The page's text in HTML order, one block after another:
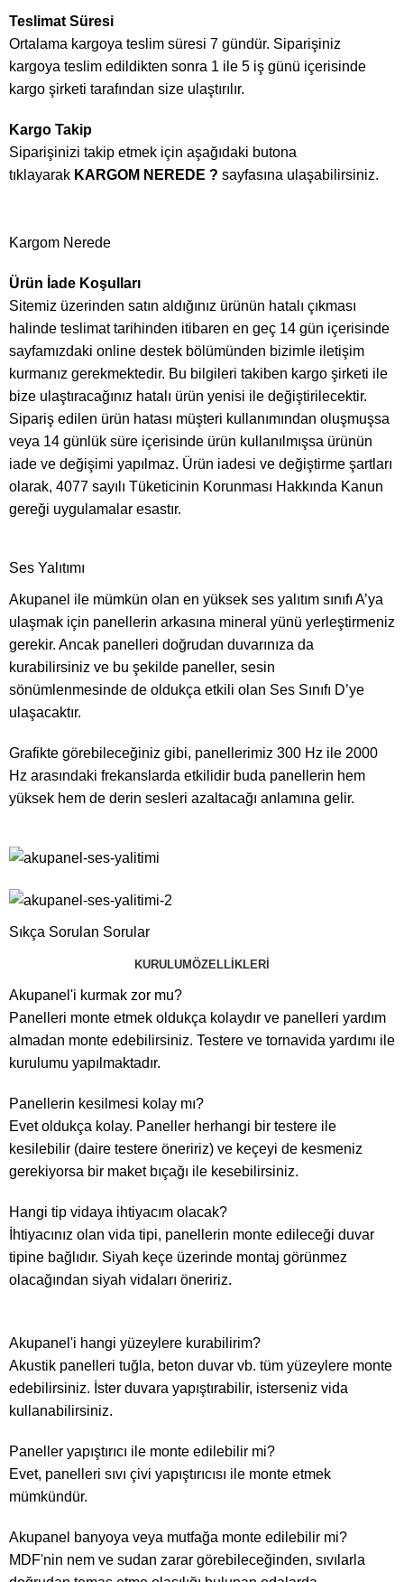
Teslimat Süresi
Ortalama kargoya teslim süresi 7 gündür. Siparişiniz
kargoya teslim edildikten sonra 1 ile 5 iş günü içerisinde
kargo şirketi tarafından size ulaştırılır.
Kargo Takip
Siparişinizi takip etmek için aşağıdaki butona
tıklayarak KARGOM NEREDE ? sayfasına ulaşabilirsiniz.
Kargom Nerede
Ürün İade Koşulları
Sitemiz üzerinden satın aldığınız ürünün hatalı çıkması
halinde teslimat tarihinden itibaren en geç 14 gün içerisinde
sayfamızdaki online destek bölümünden bizimle iletişim
kurmanız gerekmektedir. Bu bilgileri takiben kargo şirketi ile
bize ulaştıracağınız hatalı ürün yenisi ile değiştirilecektir.
Sipariş edilen ürün hatası müşteri kullanımından oluşmuşsa
veya 14 günlük süre içerisinde ürün kullanılmışsa ürünün
iade ve değişimi yapılmaz. Ürün iadesi ve değiştirme şartları
olarak, 4077 sayılı Tüketicinin Korunması Hakkında Kanun
gereği uygulamalar esastır.
Ses Yalıtımı
Akupanel ile mümkün olan en yüksek ses yalıtım sınıfı A’ya
ulaşmak için panellerin arkasına mineral yünü yerleştirmeniz
gerekir. Ancak panelleri doğrudan duvarınıza da
kurabilirsiniz ve bu şekilde paneller, sesin
sönümlenmesinde de oldukça etkili olan Ses Sınıfı D’ye
ulaşacaktır.
Grafikte görebileceğiniz gibi, panellerimiz 300 Hz ile 2000
Hz arasındaki frekanslarda etkilidir buda panellerin hem
yüksek hem de derin sesleri azaltacağı anlamına gelir.
Sıkça Sorulan Sorular
KURULUMÖZELLIKLERI
Akupanel'i kurmak zor mu?
Panelleri monte etmek oldukça kolaydır ve panelleri yardım
almadan monte edebilirsiniz. Testere ve tornavida yardımı ile
kurulumu yapılmaktadır.
Panellerin kesilmesi kolay mı?
Evet oldukça kolay. Paneller herhangi bir testere ile
kesilebilir (daire testere öneririz) ve keçeyi de kesmeniz
gerekiyorsa bir maket bıçağı ile kesebilirsiniz.
Hangi tip vidaya ihtiyacım olacak?
İhtiyacınız olan vida tipi, panellerin monte edileceği duvar
tipine bağlıdır. Siyah keçe üzerinde montaj görünmez
olacağından siyah vidaları öneririz.
Akupanel'i hangi yüzeylere kurabilirim?
Akustik panelleri tuğla, beton duvar vb. tüm yüzeylere monte
edebilirsiniz. İster duvara yapıştırabilir, isterseniz vida
kullanabilirsiniz.
Paneller yapıştırıcı ile monte edilebilir mi?
Evet, panelleri sıvı çivi yapıştırıcısı ile monte etmek
mümkündür.
Akupanel banyoya veya mutfağa monte edilebilir mi?
MDF'nin nem ve sudan zarar görebileceğinden, sıvılarla